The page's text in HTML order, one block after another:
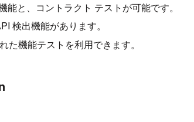
と、コントラクト テストが可能です。
検出機能があります。
た機能テストを利用できます。